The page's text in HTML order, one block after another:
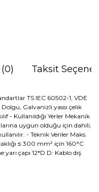
Taksit
TS IEC 60502-1, VDE
Dolgu, Galvanizli yassı çelik
- Kullanıldığı Yerler Mekanik
uygun olduğu için dahili,
- Teknik Veriler Maks.
≤ 300 mm² için 160°C
çapı 12*D D: Kablo dış